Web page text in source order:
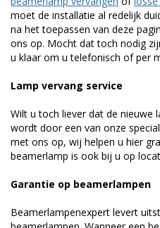
moet de installatie al redelijk
na het toepassen van deze
ons op. Mocht dat toch nodig
u klaar om u telefonisch of per
Lamp vervang service
Wilt u toch liever dat de nieuwe
wordt door een van onze
met ons op, wij helpen u hier
beamerlamp is ook bij u op
Garantie op beamerlampen
Beamerlampenexpert levert